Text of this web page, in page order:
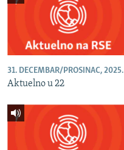
31. DECEMBAR/PROSINAC, 2025.
Aktuelno u 22